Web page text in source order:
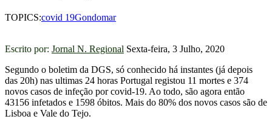
TOPICS:covid 19Gondomar
Escrito por: Jornal N. Regional Sexta-feira, 3 Julho, 2020
Segundo o boletim da DGS, só conhecido há instantes (já depois
das 20h) nas ultimas 24 horas Portugal registou 11 mortes e 374
novos casos de infeção por covid-19. Ao todo, são agora então
43156 infetados e 1598 óbitos. Mais do 80% dos novos casos são de
Lisboa e Vale do Tejo.